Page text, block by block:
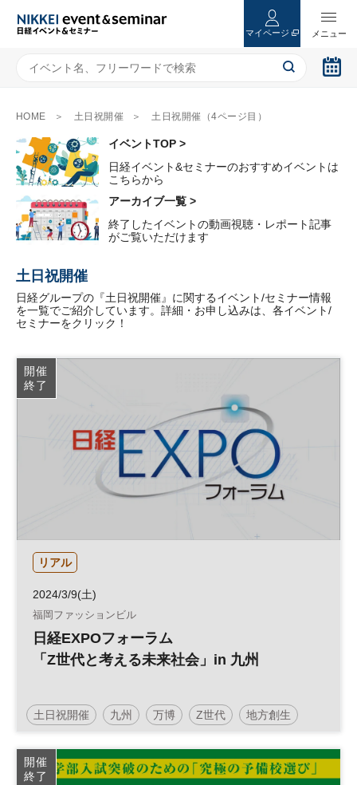
マイページ
HOME 土日祝開催 土日祝開催（4ページ目）
イベントTOP >
日経イベント&セミナーのおすすめイベントは
こちらから
アーカイブ一覧 >
終了したイベントの動画視聴・レポート記事
がご覧いただけます
土日祝開催
日経グループの『土日祝開催』に関するイベント/セミナー情報
を一覧でご紹介しています。詳細・お申し込みは、各イベント/
セミナーをクリック！
開催
終了
リアル
2024/3/9(土)
福岡ファッションビル
日経EXPOフォーラム
「Z世代と考える未来社会」in 九州
土日祝開催 九州 万博 Z世代 地方創生
人材育成
参加無料
開催
終了